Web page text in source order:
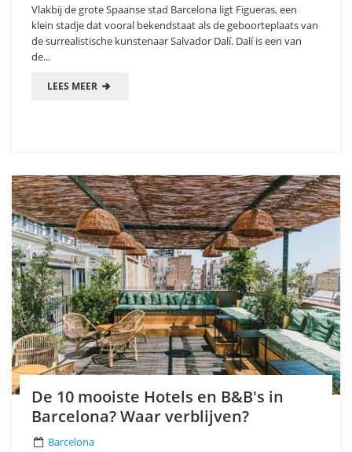
Vlakbij de grote Spaanse stad Barcelona ligt Figueras, een
klein stadje dat vooral bekendstaat als de geboorteplaats van
de surrealistische kunstenaar Salvador Dalí. Dalí is een van
de...
LEES MEER
De 10 mooiste Hotels en B&B's in
Barcelona? Waar verblijven?
Barcelona